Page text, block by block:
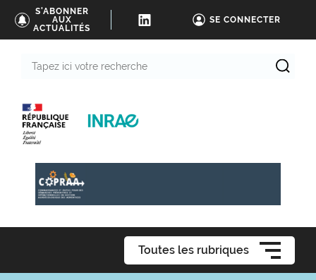
S'ABONNER
AUX
ACTUALITÉS
SE CONNECTER
Toutes les rubriques